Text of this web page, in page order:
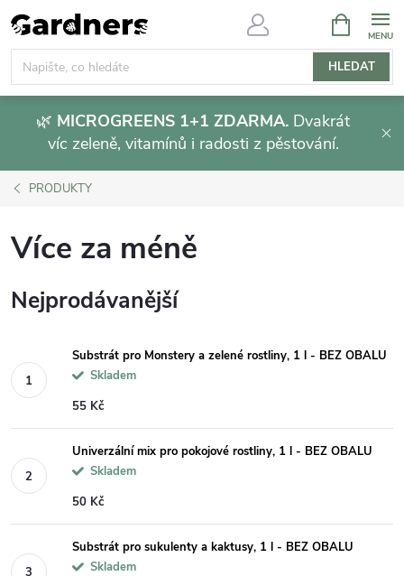
Přejít
na
obsah
HLEDAT
NÁKUPNÍ
KOŠÍK
🌿 MICROGREENS 1+1 ZDARMA. Dvakrát
víc zeleně, vitamínů i radosti z pěstování.
PRODUKTY
Více za méně
Nejprodávanější
Substrát pro Monstery a zelené rostliny, 1 l - BEZ OBALU
Skladem
55 Kč
Univerzální mix pro pokojové rostliny, 1 l - BEZ OBALU
Skladem
50 Kč
Substrát pro sukulenty a kaktusy, 1 l - BEZ OBALU
Skladem